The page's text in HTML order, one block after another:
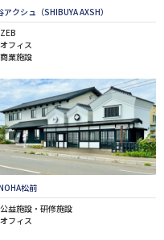
アクシュ（SHIBUYA AXSH）
ZEB
オフィス
商業施設
松前
公益施設・研修施設
オフィス